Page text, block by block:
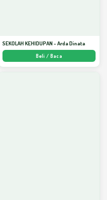
SEKOLAH KEHIDUPAN - Arda Dinata
Beli / Baca